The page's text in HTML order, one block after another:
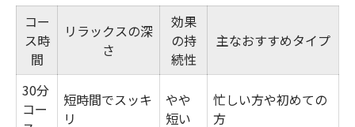
コー
ス時
間
リラックスの深
さ
効果
の持
続性
主なおすすめタイプ
30分
コー
短時間でスッキ
リ
やや
短い
忙しい方や初めての
方